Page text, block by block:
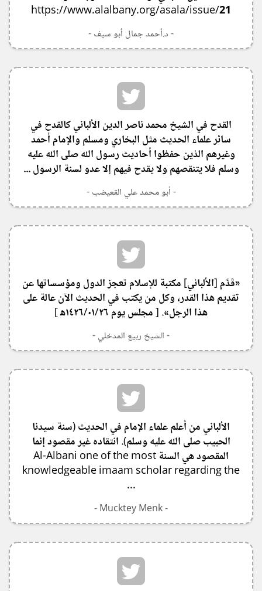
https://www.alalbany.org/asala/issue/21
- د.أحمد جمال أبو سيف -
القدح في الشيخ محمد ناصر الدين الألباني كالقدح في
سائر علماء الحديث مثل البخاري ومسلم والإمام أحمد
وغيرهم الذين حفظوا أحاديث رسول الله صلى الله عليه
وسلم فلا يتنقصهم ولا يقدح فيهم إلا عدو لسنة الرسول ...
- أبو محمد علي القعيضب -
«قَدَّم [الألباني] مكتبة للإسلام تعجز الدول ومؤسساتها عن
تقديم هذا القدر، وكل من يكتب في الحديث الآن عالة على
هذا الرجل». [ مجلس يوم ١٤٢٦/٠١/٢٦ه‍ ]
- الشيخ ربيع المدخلي -
الألباني من أعلم علماء الإمام في الحديث (سنة سيدنا
الحبيب صلى الله عليه وسلم). انتقاده غير مقصود إنما
المقصود هي السنة Al-Albani one of the most
knowledgeable imaam scholar regarding the
...
- Mucktey Menk -